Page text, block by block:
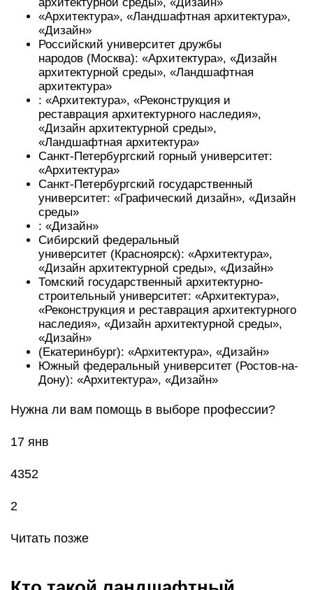
«Архитектура», «Ландшафтная архитектура»,
«Дизайн»
Российский университет дружбы
народов (Москва): «Архитектура», «Дизайн
архитектурной среды», «Ландшафтная
архитектура»
: «Архитектура», «Реконструкция и
реставрация архитектурного наследия»,
«Дизайн архитектурной среды»,
«Ландшафтная архитектура»
Санкт-Петербургский горный университет:
«Архитектура»
Санкт-Петербургский государственный
университет: «Графический дизайн», «Дизайн
среды»
: «Дизайн»
Сибирский федеральный
университет (Красноярск): «Архитектура»,
«Дизайн архитектурной среды», «Дизайн»
Томский государственный архитектурно-
строительный университет: «Архитектура»,
«Реконструкция и реставрация архитектурного
наследия», «Дизайн архитектурной среды»,
«Дизайн»
(Екатеринбург): «Архитектура», «Дизайн»
Южный федеральный университет (Ростов-на-
Дону): «Архитектура», «Дизайн»
Нужна ли вам помощь в выборе профессии?
17 янв
4352
2
Читать позже